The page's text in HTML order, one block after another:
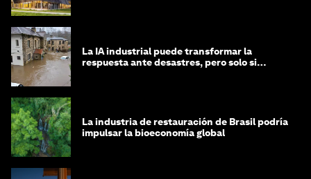
La IA industrial puede transformar la
respuesta ante desastres, pero solo si
La industria de restauración de Brasil podría
impulsar la bioeconomía global